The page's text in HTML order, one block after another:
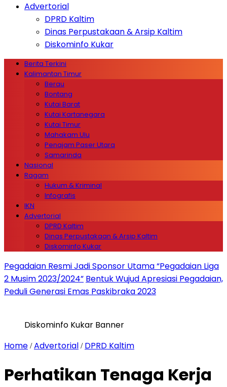
Advertorial
DPRD Kaltim
Dinas Perpustakaan & Arsip Kaltim
Diskominfo Kukar
Berita Terkini
Kalimantan Timur
Berau
Bontang
Kutai Barat
Kutai Kartanegara
Kutai Timur
Mahakam Ulu
Penajam Paser Utara
Samarinda
Nasional
Ragam
Hukum & Kriminal
Infografis
IKN
Advertorial
DPRD Kaltim
Dinas Perpustakaan & Arsip Kaltim
Diskominfo Kukar
Pegadaian Resmi Jadi Sponsor Utama “Pegadaian Liga
2 Musim 2023/2024” Bentuk Wujud Apresiasi Pegadaian,
Peduli Generasi Emas Paskibraka 2023
Diskominfo Kukar Banner
Home /Advertorial / DPRD Kaltim
Perhatikan Tenaga Kerja